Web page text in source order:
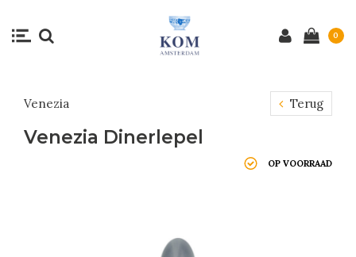
0
Venezia Terug
Venezia Dinerlepel
OP VOORRAAD